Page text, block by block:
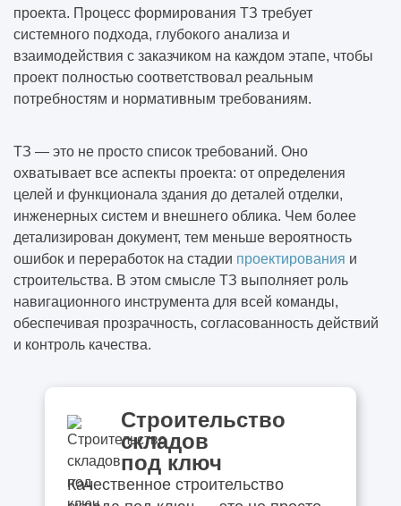
проекта. Процесс формирования ТЗ требует
системного подхода, глубокого анализа и
взаимодействия с заказчиком на каждом этапе, чтобы
проект полностью соответствовал реальным
потребностям и нормативным требованиям.
ТЗ — это не просто список требований. Оно
охватывает все аспекты проекта: от определения
целей и функционала здания до деталей отделки,
инженерных систем и внешнего облика. Чем более
детализирован документ, тем меньше вероятность
ошибок и переработок на стадии проектирования и
строительства. В этом смысле ТЗ выполняет роль
навигационного инструмента для всей команды,
обеспечивая прозрачность, согласованность действий
и контроль качества.
Строительство
складов
под ключ
Качественное строительство